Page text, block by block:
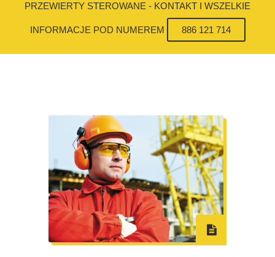
PRZEWIERTY STEROWANE - KONTAKT I WSZELKIE
INFORMACJE POD NUMEREM 886 121 714